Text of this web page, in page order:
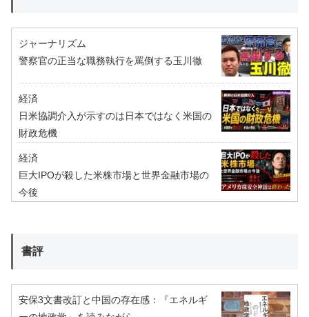
ジャーナリズム
警察官の正当な職務執行を罵倒する玉川徹
経済
日米協調介入が示すのは日本ではなく米国の
財政危機
経済
巨大IPOが殺した米株市場と世界金融市場の
今後
書評
安保3文書改訂と中国の存在感：『エネルギ